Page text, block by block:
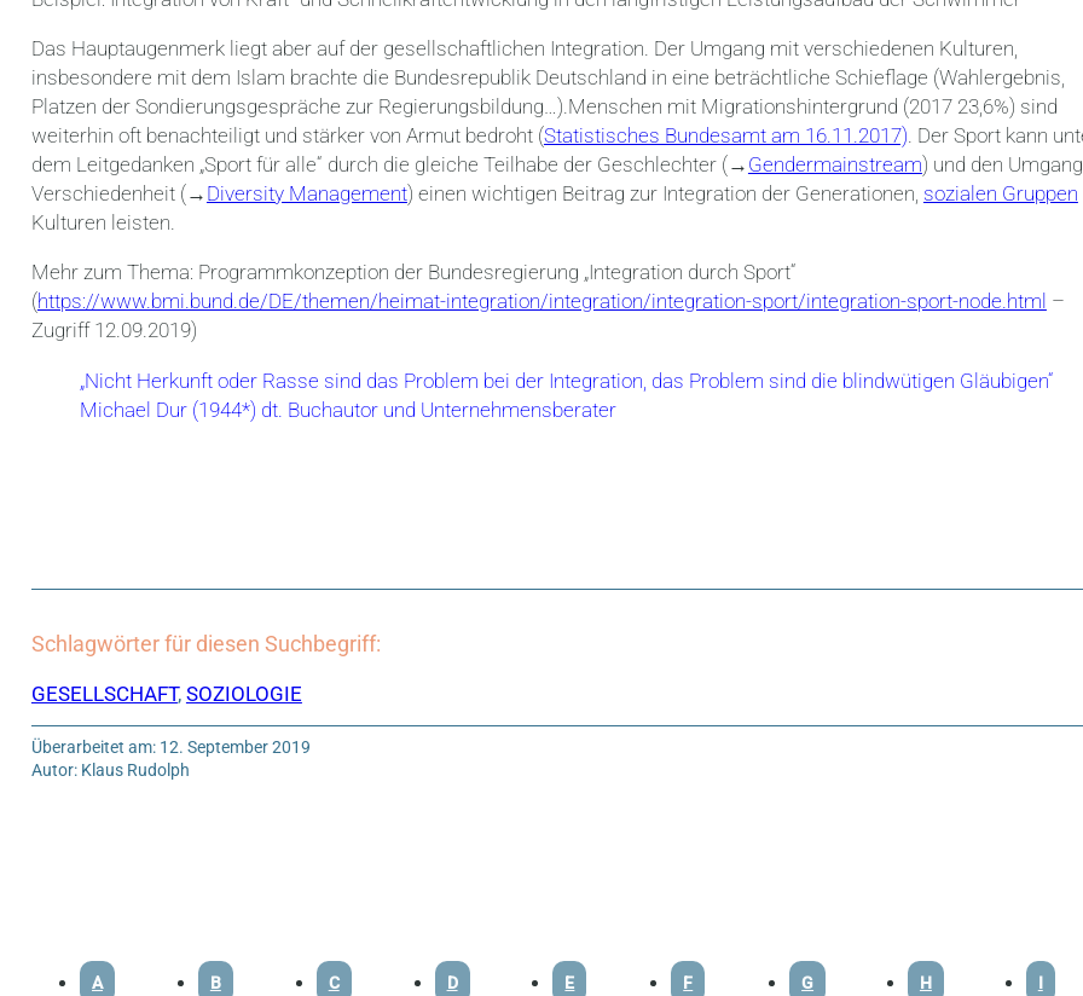
Das Hauptaugenmerk liegt aber auf der gesellschaftlichen Integration. Der Umgang mit verschiedenen Kulturen,
insbesondere mit dem Islam brachte die Bundesrepublik Deutschland in eine beträchtliche Schieflage (Wahlergebnis,
Platzen der Sondierungsgespräche zur Regierungsbildung…).Menschen mit Migrationshintergrund (2017 23,6%) sind
weiterhin oft benachteiligt und stärker von Armut bedroht (Statistisches Bundesamt am 16.11.2017). Der Sport kann
dem Leitgedanken „Sport für alle“ durch die gleiche Teilhabe der Geschlechter (→ Gendermainstream) und den
Verschiedenheit (→ Diversity Management) einen wichtigen Beitrag zur Integration der Generationen, sozialen Gruppen
Kulturen leisten.
Mehr zum Thema: Programmkonzeption der Bundesregierung „Integration durch Sport“
(https://www.bmi.bund.de/DE/themen/heimat-integration/integration/integration-sport/integration-sport-node.html –
Zugriff 12.09.2019)
„Nicht Herkunft oder Rasse sind das Problem bei der Integration, das Problem sind die blindwütigen Gläubigen“
Michael Dur (1944*) dt. Buchautor und Unternehmensberater
Schlagwörter für diesen Suchbegriff:
GESELLSCHAFT, SOZIOLOGIE
Überarbeitet am: 12. September 2019
Autor: Klaus Rudolph
A B C D E F G H I